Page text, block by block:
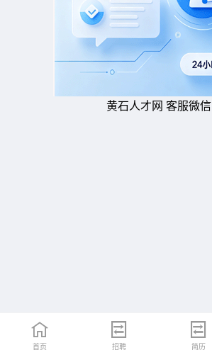
黄石人才网 客服微信
首页 招聘 简历